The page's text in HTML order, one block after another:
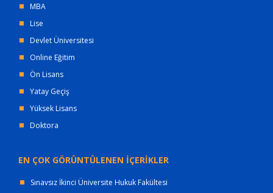
MBA
Lise
Devlet Üniversitesi
Online Eğitim
Ön Lisans
Yatay Geçiş
Yüksek Lisans
Doktora
EN ÇOK GÖRÜNTÜLENEN İÇERİKLER
Sınavsız İkinci Üniversite Hukuk Fakültesi